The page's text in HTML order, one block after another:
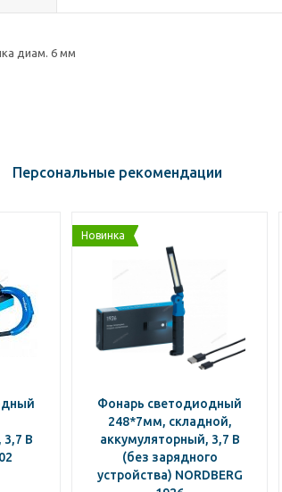
диам. 6 мм
Персональные рекомендации
3,7 В
Новинка
Фонарь светодиодный
248*7мм, складной,
аккумуляторный, 3,7 В
(без зарядного
устройства) NORDBERG